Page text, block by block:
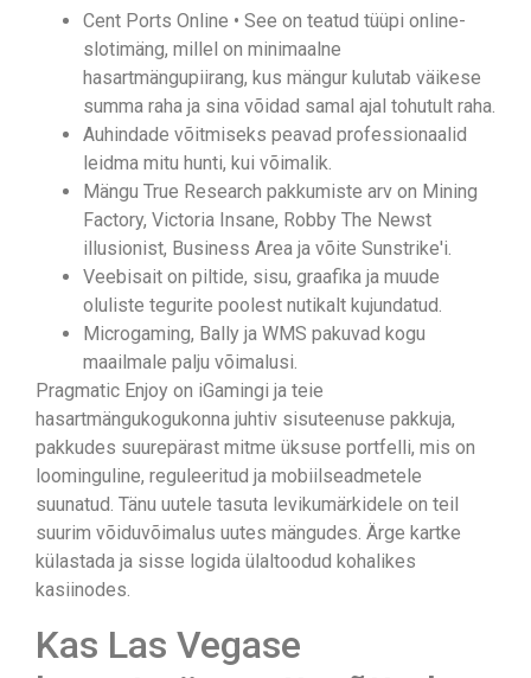
Cent Ports Online • See on teatud tüüpi online-
slotimäng, millel on minimaalne
hasartmängupiirang, kus mängur kulutab väikese
summa raha ja sina võidad samal ajal tohutult raha.
Auhindade võitmiseks peavad professionaalid
leidma mitu hunti, kui võimalik.
Mängu True Research pakkumiste arv on Mining
Factory, Victoria Insane, Robby The Newst
illusionist, Business Area ja võite Sunstrike'i.
Veebisait on piltide, sisu, graafika ja muude
oluliste tegurite poolest nutikalt kujundatud.
Microgaming, Bally ja WMS pakuvad kogu
maailmale palju võimalusi.
Pragmatic Enjoy on iGamingi ja teie
hasartmängukogukonna juhtiv sisuteenuse pakkuja,
pakkudes suurepärast mitme üksuse portfelli, mis on
loominguline, reguleeritud ja mobiilseadmetele
suunatud. Tänu uutele tasuta levikumärkidele on teil
suurim võiduvõimalus uutes mängudes. Ärge kartke
külastada ja sisse logida ülaltoodud kohalikes
kasiinodes.
Kas Las Vegase